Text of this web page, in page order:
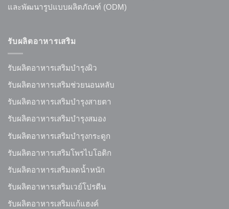
และพัฒนารูปแบบผลิตภัณฑ์ (ODM)
รับผลิตอาหารเสริม
รับผลิตอาหารเสริมบำรุงผิว
รับผลิตอาหารเสริมช่วยนอนหลับ
รับผลิตอาหารเสริมบำรุงสายตา
รับผลิตอาหารเสริมบำรุงสมอง
รับผลิตอาหารเสริมบำรุงกระดูก
รับผลิตอาหารเสริมโพรไบโอติก
รับผลิตอาหารเสริมลดน้ำหนัก
รับผลิตอาหารเสริมเวย์โปรตีน
รับผลิตอาหารเสริมแก้แฮงค์